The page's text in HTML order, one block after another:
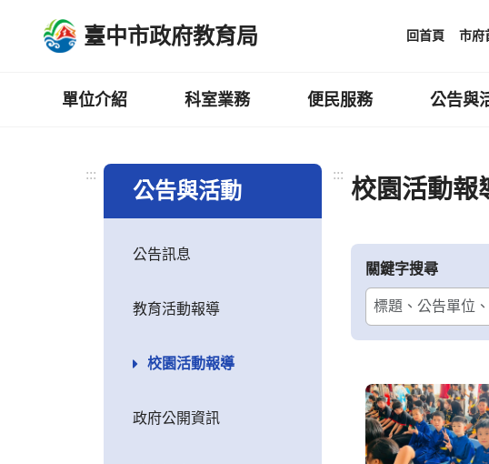
臺中市政府教育局 回首頁 市府
單位介紹 科室業務 便民服務 公告與
:::
公告與活動
公告訊息
教育活動報導
校園活動報導
政府公開資訊
:::
校園活動報
關鍵字搜尋